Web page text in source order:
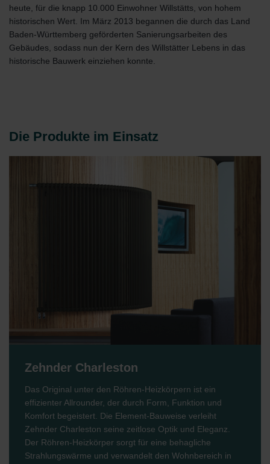
heute, für die knapp 10.000 Einwohner Willstätts, von hohem
historischen Wert. Im März 2013 begannen die durch das Land
Baden-Württemberg geförderten Sanierungsarbeiten des
Gebäudes, sodass nun der Kern des Willstätter Lebens in das
historische Bauwerk einziehen konnte.
Die Produkte im Einsatz
Zehnder Charleston
Das Original unter den Röhren-Heizkörpern ist ein
effizienter Allrounder, der durch Form, Funktion und
Komfort begeistert. Die Element-Bauweise verleiht
Zehnder Charleston seine zeitlose Optik und Eleganz.
Der Röhren-Heizkörper sorgt für eine behagliche
Strahlungswärme und verwandelt den Wohnbereich in